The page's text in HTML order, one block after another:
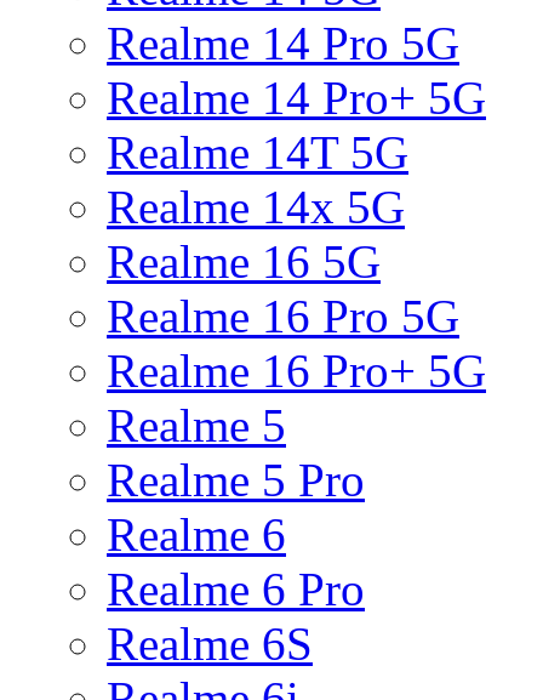
Realme 14 Pro 5G
Realme 14 Pro+ 5G
Realme 14T 5G
Realme 14x 5G
Realme 16 5G
Realme 16 Pro 5G
Realme 16 Pro+ 5G
Realme 5
Realme 5 Pro
Realme 6
Realme 6 Pro
Realme 6S